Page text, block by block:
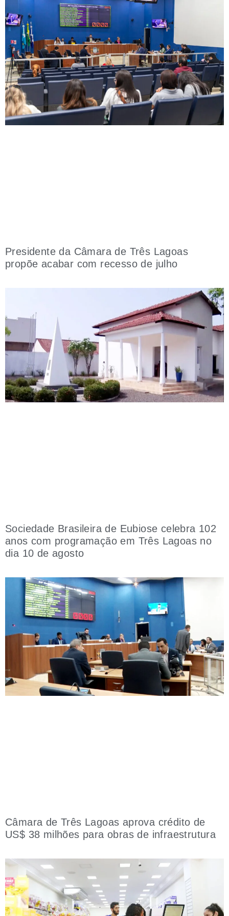
Presidente da Câmara de Três Lagoas
propõe acabar com recesso de julho
Sociedade Brasileira de Eubiose celebra 102
anos com programação em Três Lagoas no
dia 10 de agosto
Câmara de Três Lagoas aprova crédito de
US$ 38 milhões para obras de infraestrutura